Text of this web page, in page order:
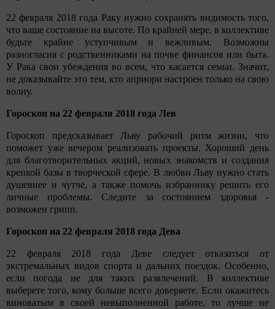
22 февраля 2018 года Раку нужно сохранять видимость того,
что ваше состояние на высоте. По крайней мере, в коллективе
будьте крайне уступчивым и вежливым. Возможны
разногласия с родственниками на почве финансов или быта.
У Рака свои убеждения во всем, что касается семьи. Значит,
не доказывайте это тем, кто априори настроен только на свою
волну.
Гороскоп на 22 февраля 2018 года Лев
Гороскоп предсказывает Льву рабочий ритм жизни, что
поможет уже вечером реализовать проекты. Хороший день
для благотворительных акций, новых знакомств и создания
крепкой базы в творческой сфере. В любви Льву нужно стать
душевнее и чутче, а также помочь избраннику решить его
личные проблемы. Следите за состоянием здоровья -
возможен грипп.
Гороскоп на 22 февраля 2018 года Дева
22 февраля 2018 года Деве следует отказаться от
экстремальных видов спорта и дальних поездок. Особенно,
если погода не для таких развлечений. В коллективе
выберете того, кому больше всего доверяете. Если окажитесь
виноватым в своей невыполненной работе, то лучше не